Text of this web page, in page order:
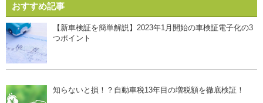
おすすめ記事
【新車検証を簡単解説】2023年1月開始の車検証電子化の3
つポイント
知らないと損！？自動車税13年目の増税額を徹底検証！